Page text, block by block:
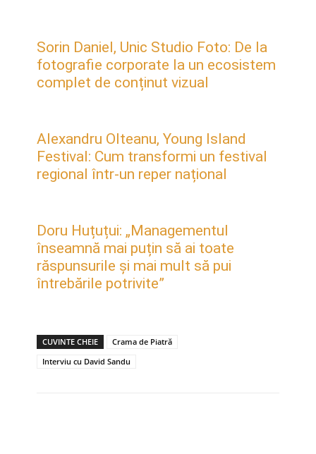
Sorin Daniel, Unic Studio Foto: De la
fotografie corporate la un ecosistem
complet de conținut vizual
Alexandru Olteanu, Young Island
Festival: Cum transformi un festival
regional într-un reper național
Doru Huțuțui: „Managementul
înseamnă mai puțin să ai toate
răspunsurile și mai mult să pui
întrebările potrivite”
CUVINTE CHEIE
Crama de Piatră
Interviu cu David Sandu